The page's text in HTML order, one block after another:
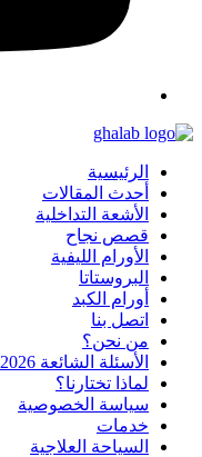
الرئيسية
أحدث المقالات
الأشعة التداخلية
قصص نجاح
الأورام الليفية
البروستاتا
أورام الكبد
اتصل بنا
من نحن؟
الأسئلة الشائعة 2026
لماذا تختارنا؟
سياسة الخصوصية
خدمات
السياحة العلاجية